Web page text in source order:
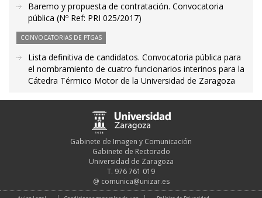
Baremo y propuesta de contratación. Convocatoria
pública (Nº Ref: PRI 025/2017)
CONVOCATORIAS DE PTGAS
Lista definitiva de candidatos. Convocatoria pública para
el nombramiento de cuatro funcionarios interinos para la
Cátedra Térmico Motor de la Universidad de Zaragoza
Gabinete de Imagen y Comunicación
Gabinete de Rectorado
Universidad de Zaragoza
T. 976 761 019
@ comunica@unizar.es